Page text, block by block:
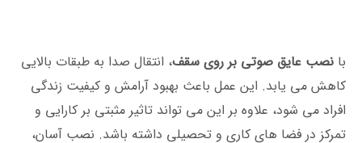
با نصب عایق صوتی بر روی سقف، انتقال صدا به طبقات بالایی
کاهش می ‌یابد. این عمل باعث بهبود آرامش و کیفیت زندگی
افراد می شود، علاوه بر این می ‌تواند تاثیر مثبتی بر کارایی و
تمرکز در فضا های کاری و تحصیلی داشته باشد. نصب آسان،